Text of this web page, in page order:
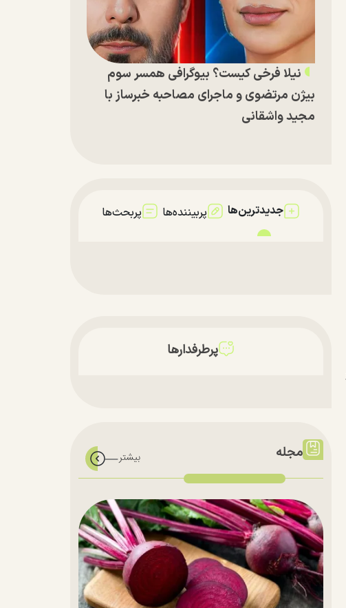
نیلا فرخی کیست؟ بیوگرافی همسر سوم
بیژن مرتضوی و ماجرای مصاحبه خبرساز با
مجید واشقانی
جدیدترین‌ها پربیننده‌ها پربحث‌ها
پرطرفدارها
مجله